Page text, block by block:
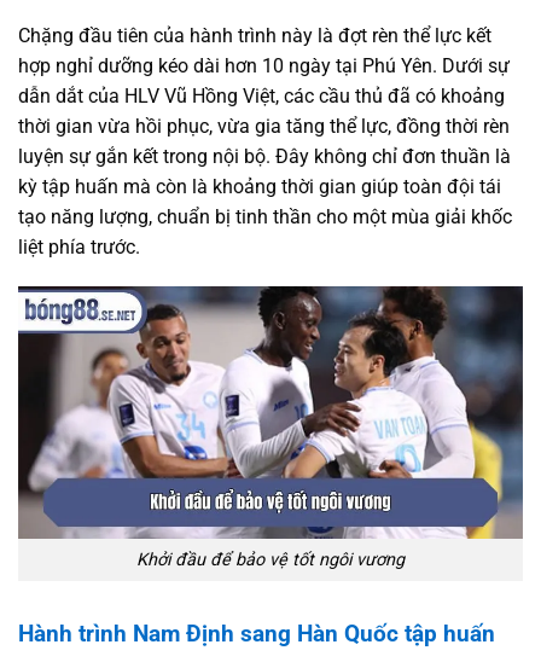
Chặng đầu tiên của hành trình này là đợt rèn thể lực kết
hợp nghỉ dưỡng kéo dài hơn 10 ngày tại Phú Yên. Dưới sự
dẫn dắt của HLV Vũ Hồng Việt, các cầu thủ đã có khoảng
thời gian vừa hồi phục, vừa gia tăng thể lực, đồng thời rèn
luyện sự gắn kết trong nội bộ. Đây không chỉ đơn thuần là
kỳ tập huấn mà còn là khoảng thời gian giúp toàn đội tái
tạo năng lượng, chuẩn bị tinh thần cho một mùa giải khốc
liệt phía trước.
Khởi đầu để bảo vệ tốt ngôi vương
Hành trình Nam Định sang Hàn Quốc tập huấn